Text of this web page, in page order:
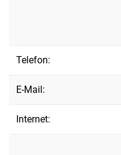
Telefon:
E-Mail:
Internet: